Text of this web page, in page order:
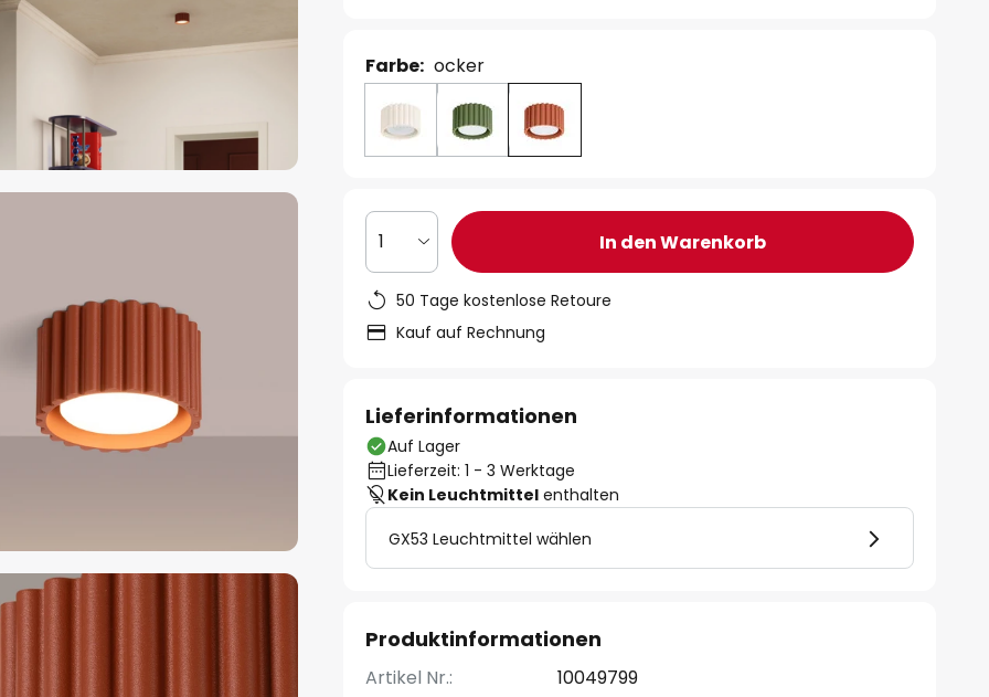
Farbe: ocker
1 In den Warenkorb
50 Tage kostenlose Retoure
Kauf auf Rechnung
Lieferinformationen
Auf Lager
Lieferzeit: 1 - 3 Werktage
Kein Leuchtmittel enthalten
GX53 Leuchtmittel wählen
Produktinformationen
Artikel Nr.:
10049799